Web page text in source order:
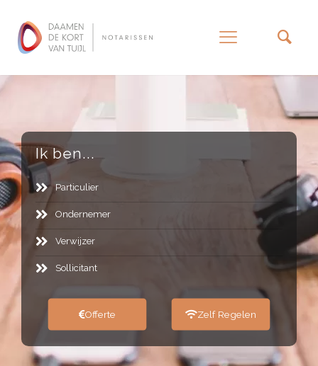
Ik ben...
Particulier
Ondernemer
Verwijzer
Sollicitant
Offerte Zelf Regelen